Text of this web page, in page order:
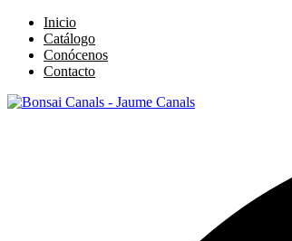
Inicio
Catálogo
Conócenos
Contacto